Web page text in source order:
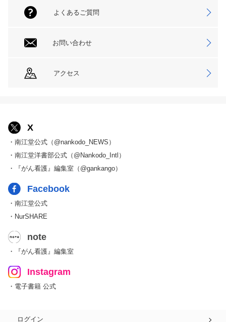
よくあるご質問
お問い合わせ
アクセス
X
・南江堂公式（@nankodo_NEWS）
・南江堂洋書部公式（@Nankodo_Intl）
・『がん看護』編集室（@gankango）
Facebook
・南江堂公式
・NurSHARE
note
・『がん看護』編集室
Instagram
・電子書籍 公式
ログイン